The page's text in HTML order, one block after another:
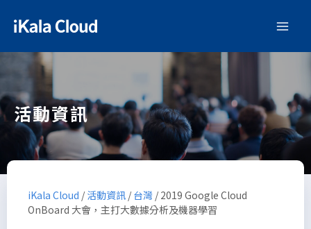
活動資訊
iKala Cloud / 活動資訊 / 台灣 / 2019 Google Cloud
OnBoard 大會，主打大數據分析及機器學習